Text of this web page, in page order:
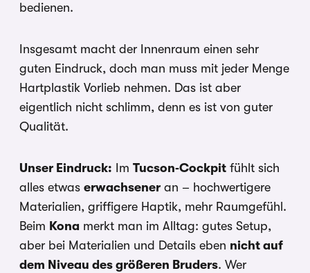
bedienen.
Insgesamt macht der Innenraum einen sehr
guten Eindruck, doch man muss mit jeder Menge
Hartplastik Vorlieb nehmen. Das ist aber
eigentlich nicht schlimm, denn es ist von guter
Qualität.
Unser Eindruck: Im Tucson‑Cockpit fühlt sich
alles etwas erwachsener an – hochwertigere
Materialien, griffigere Haptik, mehr Raumgefühl.
Beim Kona merkt man im Alltag: gutes Setup,
aber bei Materialien und Details eben nicht auf
dem Niveau des größeren Bruders. Wer